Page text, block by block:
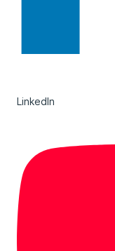
LinkedIn